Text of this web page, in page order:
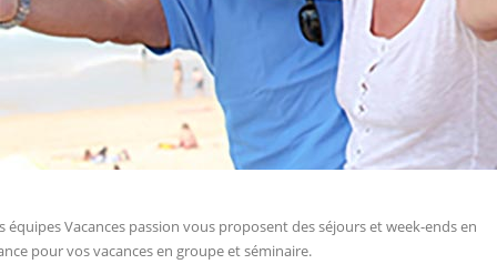
équipes Vacances passion vous proposent des séjours et week-ends en
pour vos vacances en groupe et séminaire.